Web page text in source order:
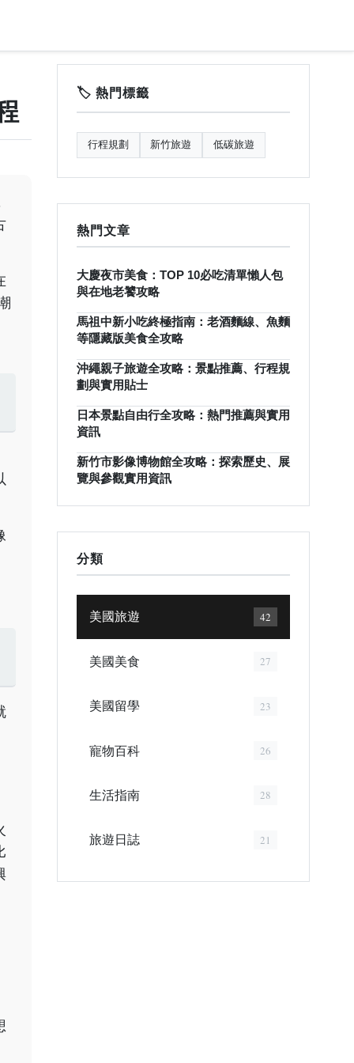
🏷️ 熱門標籤
行程規劃 新竹旅遊 低碳旅遊
熱門文章
大慶夜市美食：TOP 10必吃清單懶人包
與在地老饕攻略
馬祖中新小吃終極指南：老酒麵線、魚麵
等隱藏版美食全攻略
沖繩親子旅遊全攻略：景點推薦、行程規
劃與實用貼士
日本景點自由行全攻略：熱門推薦與實用
資訊
新竹市影像博物館全攻略：探索歷史、展
覽與參觀實用資訊
分類
美國旅遊 42
美國美食 27
美國留學 23
寵物百科 26
生活指南 28
旅遊日誌 21